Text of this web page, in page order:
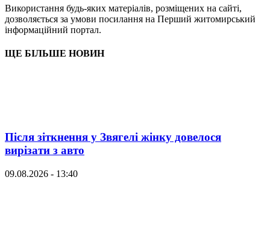
Використання будь-яких матеріалів, розміщених на сайті,
дозволяється за умови посилання на Перший житомирський
інформаційний портал.
ЩЕ БІЛЬШЕ НОВИН
Після зіткнення у Звягелі жінку довелося
вирізати з авто
09.08.2026 - 13:40